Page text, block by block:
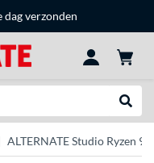
dag verzonden
ALTERNATE Studio Ryzen 9